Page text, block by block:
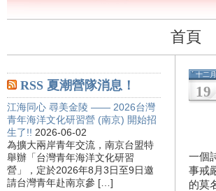
首頁
RSS 夏潮營隊消息！
江海同心 尋美金陵 —— 2026台灣
青年海洋文化研習營 (南京) 開始招
生了!! 2026-06-02
為擴大兩岸青年交流，南京台盟特
舉辦「台灣青年海洋文化研習
營」，定於2026年8月3日至9日邀
請台灣青年赴南京參 […]
十二月
19
一個
事戒
的莫